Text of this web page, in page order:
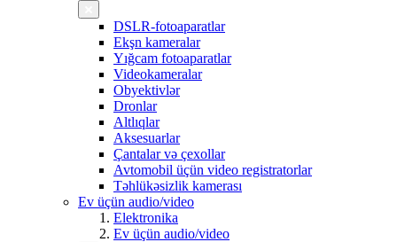
DSLR-fotoaparatlar
Ekşn kameralar
Yığcam fotoaparatlar
Videokameralar
Obyektivlər
Dronlar
Altlıqlar
Aksesuarlar
Çantalar və çexollar
Avtomobil üçün video registratorlar
Təhlükəsizlik kamerası
Ev üçün audio/video
Elektronika
Ev üçün audio/video